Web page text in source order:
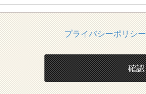
プライバシーポリシー
確認